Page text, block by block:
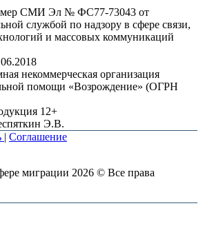
СМИ Эл № ФС77-73043 от
службой по надзору в сфере связи,
и массовых коммуникаций
некоммерческая организация
помощи «Возрождение» (ОГРН
12+
Э.В.
| Соглашение
миграции 2026 © Все права